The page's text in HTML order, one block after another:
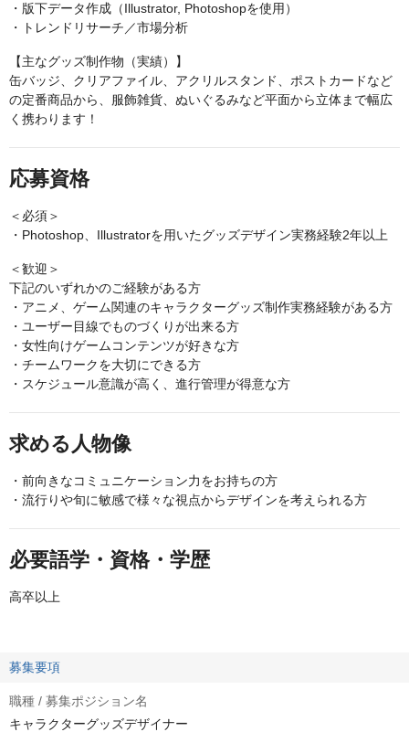
・版下データ作成（Illustrator, Photoshopを使用）
・トレンドリサーチ／市場分析
【主なグッズ制作物（実績）】
缶バッジ、クリアファイル、アクリルスタンド、ポストカードなど
の定番商品から、服飾雑貨、ぬいぐるみなど平面から立体まで幅広
く携わります！
応募資格
＜必須＞
・Photoshop、Illustratorを用いたグッズデザイン実務経験2年以上
＜歓迎＞
下記のいずれかのご経験がある方
・アニメ、ゲーム関連のキャラクターグッズ制作実務経験がある方
・ユーザー目線でものづくりが出来る方
・女性向けゲームコンテンツが好きな方
・チームワークを大切にできる方
・スケジュール意識が高く、進行管理が得意な方
求める人物像
・前向きなコミュニケーション力をお持ちの方
・流行りや旬に敏感で様々な視点からデザインを考えられる方
必要語学・資格・学歴
高卒以上
募集要項
職種 / 募集ポジション名
キャラクターグッズデザイナー